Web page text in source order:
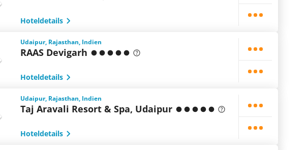
Hoteldetails
Udaipur, Rajasthan, Indien
RAAS Devigarh
Hoteldetails
Udaipur, Rajasthan, Indien
Taj Aravali Resort & Spa, Udaipur
Hoteldetails